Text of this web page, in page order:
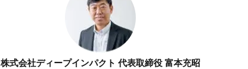
株式会社ディープインパクト 代表取締役 富本充昭